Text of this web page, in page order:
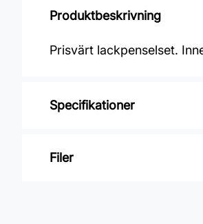
Produktbeskrivning
Prisvärt lackpenselset.
Specifikationer
Varumärke: QPT
Filer